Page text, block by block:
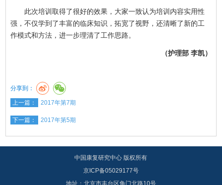
此次培训取得了很好的效果，大家一致认为培训内容实用性
强，不仅学到了丰富的临床知识，拓宽了视野，还清晰了新的工
作模式和方法，进一步理清了工作思路。
（护理部 李凯）
分享到：
上一篇： 2017年第7期
下一篇： 2017年第5期
中国康复研究中心 版权所有
京ICP备05029177号
地址：北京市丰台区角门北路10号